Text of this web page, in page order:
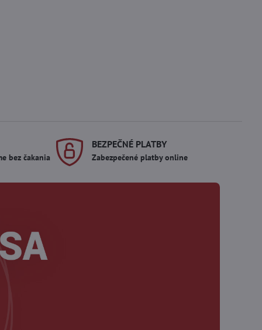
bez čakania
BEZPEČNÉ PLATBY
Zabezpečené platby online